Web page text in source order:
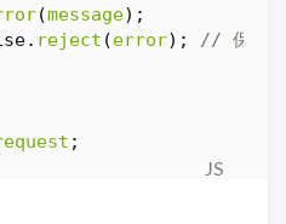
(message);
. reject (error);
;